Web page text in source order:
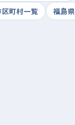
町村一覧 福島